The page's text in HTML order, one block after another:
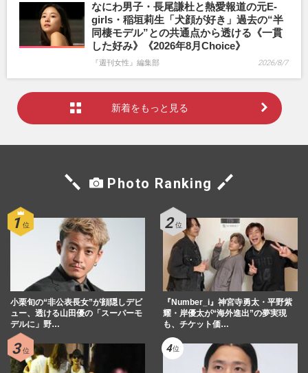
なにわ男子・長尾謙杜と熱愛報道の元E-
girls・稲垣莉生「犬顔が好き」過去の“半
同棲モデル”との共通点から透ける《一貫
した好み》《2026年8月Choice》
『週刊女性』編集部 2026/8/7
新着をもっと見る
Photo Ranking
小栗旬の“非公表長女”が顔隠しデビ
ュー、透ける山田優の「スーパーモ
デルに」野…
『Number_i』神宮寺勇太・平野紫
耀・岸優太が“海外進出”の夢実現
も、チケット価…